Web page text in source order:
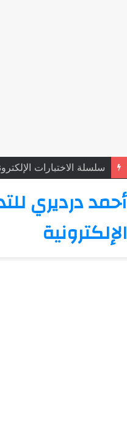
أحمد درديري
الإلكترونية